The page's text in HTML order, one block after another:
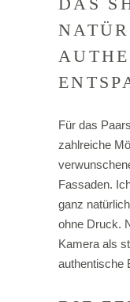
Für das
zahlreiche
Fassaden.
ganz
ohne Druck.
Kamera als
authentische